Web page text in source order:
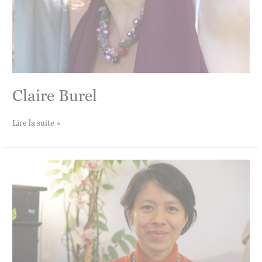
Claire Burel
Claire
Lire la suite »